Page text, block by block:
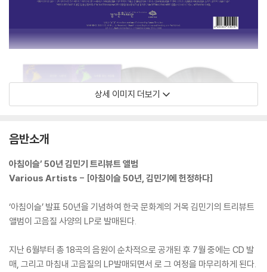
상세 이미지 더보기
음반소개
아침이슬’ 50년 김민기 트리뷰트 앨범
Various Artists - [아침이슬 50년, 김민기에 헌정하다]
‘아침이슬’ 발표 50년을 기념하여 한국 문화계의 거목 김민기의 트리뷰트
앨범이 고음질 사양의 LP로 발매된다.
지난 6월부터 총 18곡의 음원이 순차적으로 공개된 후 7월 중에는 CD 발
매, 그리고 마침내 고음질의 LP발매되면서 로 그 여정을 마무리하게 된다.